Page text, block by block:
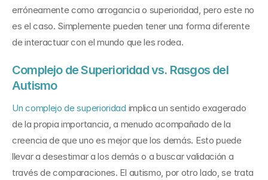
erróneamente como arrogancia o superioridad, pero este no
es el caso. Simplemente pueden tener una forma diferente
de interactuar con el mundo que les rodea.
Complejo de Superioridad vs. Rasgos del
Autismo
Un complejo de superioridad implica un sentido exagerado
de la propia importancia, a menudo acompañado de la
creencia de que uno es mejor que los demás. Esto puede
llevar a desestimar a los demás o a buscar validación a
través de comparaciones. El autismo, por otro lado, se trata